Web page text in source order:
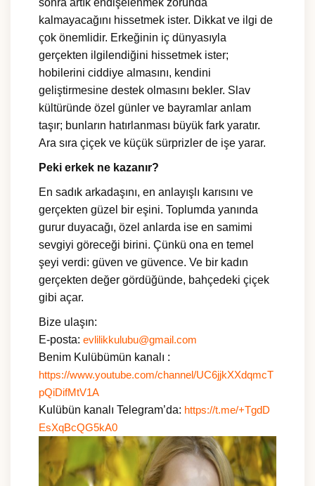
sonra artık endişelenmek zorunda
kalmayacağını hissetmek ister. Dikkat ve ilgi de
çok önemlidir. Erkeğinin iç dünyasıyla
gerçekten ilgilendiğini hissetmek ister;
hobilerini ciddiye almasını, kendini
geliştirmesine destek olmasını bekler. Slav
kültüründe özel günler ve bayramlar anlam
taşır; bunların hatırlanması büyük fark yaratır.
Ara sıra çiçek ve küçük sürprizler de işe yarar.
Peki erkek ne kazanır?
En sadık arkadaşını, en anlayışlı karısını ve
gerçekten güzel bir eşini. Toplumda yanında
gurur duyacağı, özel anlarda ise en samimi
sevgiyi göreceği birini. Çünkü ona en temel
şeyi verdi: güven ve güvence. Ve bir kadın
gerçekten değer gördüğünde, bahçedeki çiçek
gibi açar.
Bize ulaşın:
E-posta: evlilikkulubu@gmail.com
Benim Kulübümün kanalı :
https://www.youtube.com/channel/UC6jjkXXdqmcT
pQiDifMtV1A
Kulübün kanalı Telegram’da: https://t.me/+TgdD
EsXqBcQG5kA0